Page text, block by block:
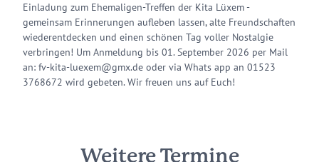
Einladung zum Ehemaligen-Treffen der Kita Lüxem -
gemeinsam Erinnerungen aufleben lassen, alte Freundschaften
wiederentdecken und einen schönen Tag voller Nostalgie
verbringen! Um Anmeldung bis 01. September 2026 per Mail
an: fv-kita-luexem@gmx.de oder via Whats app an 01523
3768672 wird gebeten. Wir freuen uns auf Euch!
Weitere Termine